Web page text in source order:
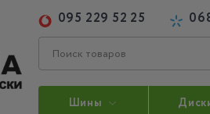
095 229 52 25
Шины